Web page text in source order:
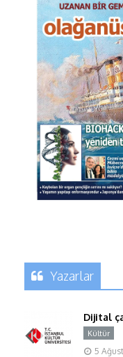
Yazarlar
Dijital
Kültür
5